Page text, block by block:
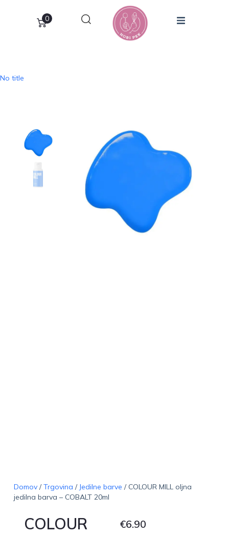
0
No title
Domov/Trgovina / Jedilne barve / COLOUR MILL oljna
jedilna barva – COBALT 20ml
COLOUR
€6.90